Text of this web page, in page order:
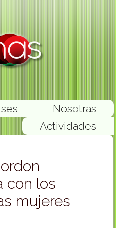
Nosotras
Actividades
con los
mujeres